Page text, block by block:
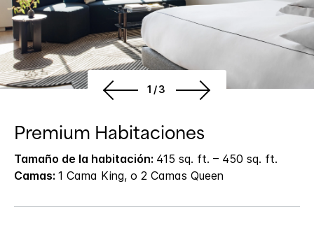
1/3
Premium Habitaciones
Tamaño de la habitación: 415 sq. ft. – 450 sq. ft.
Camas: 1 Cama King, o 2 Camas Queen